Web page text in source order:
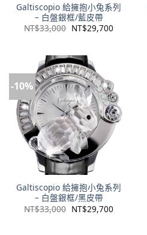
Galtiscopio 給擁抱小兔系列
– 白盤銀框/藍皮帶
NT$33,000 NT$29,700
-10%
Galtiscopio 給擁抱小兔系列
– 白盤銀框/黑皮帶
NT$33,000 NT$29,700